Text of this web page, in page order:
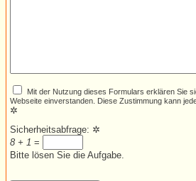
Mit der Nutzung dieses Formulars erklären Sie
Webseite einverstanden. Diese Zustimmung kann
✲
Sicherheitsabfrage: ✲
8 + 1 =
Bitte lösen Sie die Aufgabe.